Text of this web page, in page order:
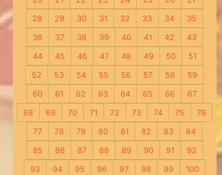
28
29 30 31 32 33 34
35
36
37 38 39 40 41 42
43
44
45 46 47 48 49 50
51
52
53 54 55 56 57 58
59
60
61 62 63 64 65 66
67
68
69 70 71 72 73 74 75
76
77
78 79 80 81 82 83
84
85
86 87 88 89 90 91
92
93
94 95 96 97 98 99
100